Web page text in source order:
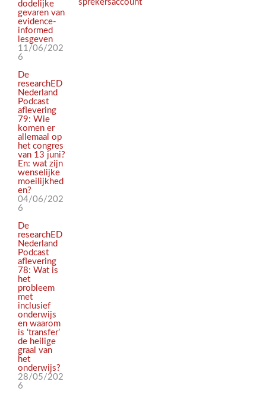
dodelijke
gevaren van
evidence-
informed
lesgeven
11/06/202
6
De
researchED
Nederland
Podcast
aflevering
79: Wie
komen er
allemaal op
het congres
van 13 juni?
En: wat zijn
wenselijke
moeilijkhed
en?
04/06/202
6
De
researchED
Nederland
Podcast
aflevering
78: Wat is
het
probleem
met
inclusief
onderwijs
en waarom
is ‘transfer’
de heilige
graal van
het
onderwijs?
28/05/202
6
sprekersaccount